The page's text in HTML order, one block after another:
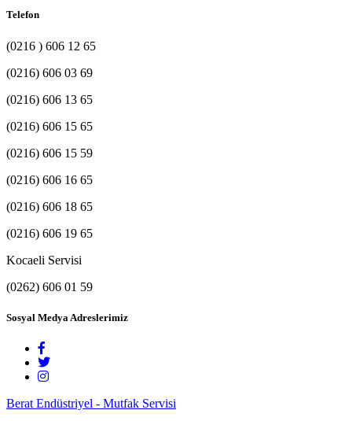
Telefon
(0216 ) 606 12 65
(0216) 606 03 69
(0216) 606 13 65
(0216) 606 15 65
(0216) 606 15 59
(0216) 606 16 65
(0216) 606 18 65
(0216) 606 19 65
Kocaeli Servisi
(0262) 606 01 59
Sosyal Medya Adreslerimiz
Berat Endüstriyel - Mutfak Servisi